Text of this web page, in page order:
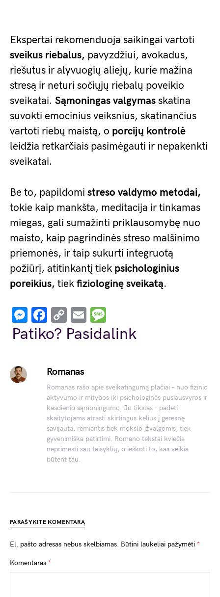
Ekspertai rekomenduoja saikingai vartoti
sveikus riebalus, pavyzdžiui, avokadus,
riešutus ir alyvuogių aliejų, kurie mažina
stresą ir neturi sočiųjų riebalų poveikio
sveikatai. Sąmoningas valgymas skatina
suvokti emocinius veiksnius, skatinančius
vartoti riebų maistą, o porcijų kontrolė
leidžia retkarčiais pasimėgauti ir nepakenkti
sveikatai.
Be to, papildomi streso valdymo metodai,
tokie kaip mankšta, meditacija ir tinkamas
miegas, gali sumažinti priklausomybę nuo
maisto, kaip pagrindinės streso malšinimo
priemonės, ir taip sukurti integruotą
požiūrį, atitinkantį tiek psichologinius
poreikius, tiek fiziologinę sveikatą.
Messenger
Facebook
Copy
Link
Email
Patiko? Pasidalink
Romanas
Romanas rašo apie sveikatingumą plačiai – nuo fizinio
aktyvumo ir mitybos iki psichologinės pusiausvyros ir
kasdienio sąmoningumo. Jo tikslas – padėti
skaitytojams atrasti skirtingus kelius į geresnę
savijautą, remiantis tiek mokslo įžvalgomis, tiek
gyvenimiška patirtimi. Romano tekstai kviečia
neprimesti sau taisyklių, o ieškoti to, kas veikia
būtent tau.
PARAŠYKITE KOMENTARĄ
El. pašto adresas nebus skelbiamas. Būtini laukeliai pažymėti *
Komentaras *